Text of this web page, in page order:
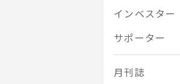
インベスター
サポーター
月刊誌